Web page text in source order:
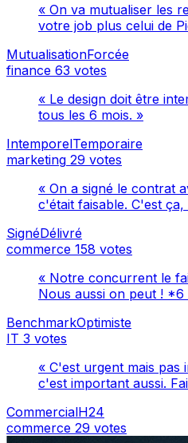
« On va mutualiser les
votre job plus celui de
MutualisationForcée
finance 63 votes
« Le design doit être
tous les 6 mois. »
IntemporelTemporaire
marketing 29 votes
« On a signé le contrat
c'était faisable. C'est
SignéDélivré
commerce 158 votes
« Notre concurrent le
Nous aussi on peut ! *6
BenchmarkOptimiste
IT 3 votes
« C'est urgent mais pas
c'est important aussi.
CommercialH24
commerce 29 votes